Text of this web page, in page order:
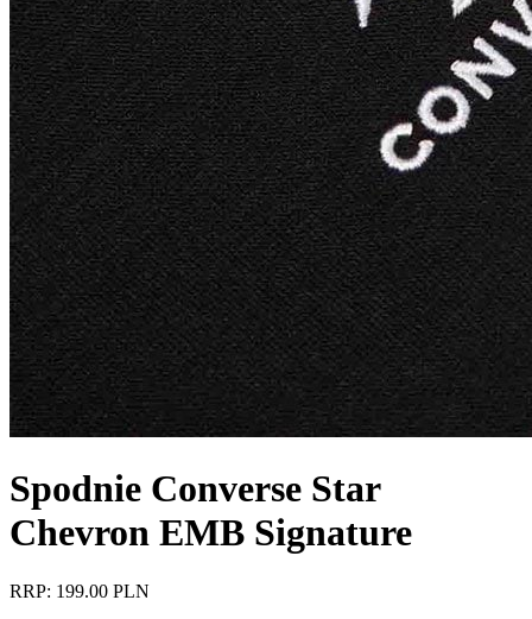
Spodnie Converse Star
Chevron EMB Signature
RRP: 199.00 PLN